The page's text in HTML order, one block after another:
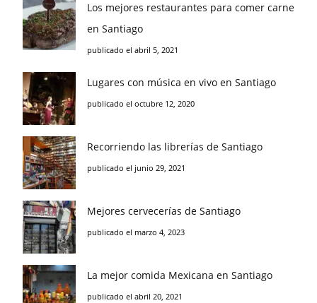
Los mejores restaurantes para comer carne
en Santiago
publicado el abril 5, 2021
Lugares con música en vivo en Santiago
publicado el octubre 12, 2020
Recorriendo las librerías de Santiago
publicado el junio 29, 2021
Mejores cervecerías de Santiago
publicado el marzo 4, 2023
La mejor comida Mexicana en Santiago
publicado el abril 20, 2021